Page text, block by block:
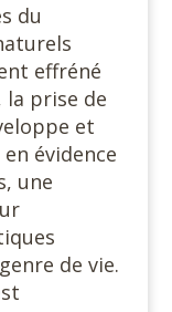
du
effréné
prise de
et
évidence
une
de vie.